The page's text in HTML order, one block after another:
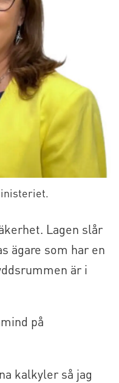
Lagen slår
ägare som har en
är i
på
kalkyler så jag